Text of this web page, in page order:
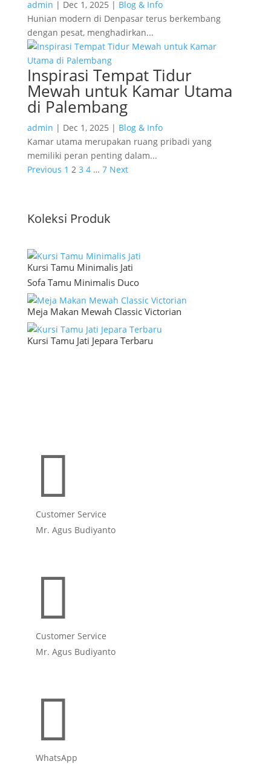
admin | Dec 1, 2025 | Blog & Info
Hunian modern di Denpasar terus berkembang
dengan pesat, menghadirkan...
Inspirasi Tempat Tidur
Mewah untuk Kamar Utama
di Palembang
admin | Dec 1, 2025 | Blog & Info
Kamar utama merupakan ruang pribadi yang
memiliki peran penting dalam...
Previous 1 2 3 4 … 7 Next
Koleksi Produk
Kursi Tamu Minimalis Jati
Sofa Tamu Minimalis Duco
Meja Makan Mewah Classic Victorian
Kursi Tamu Jati Jepara Terbaru

Customer Service
Mr. Agus Budiyanto

Customer Service
Mr. Agus Budiyanto

WhatsApp